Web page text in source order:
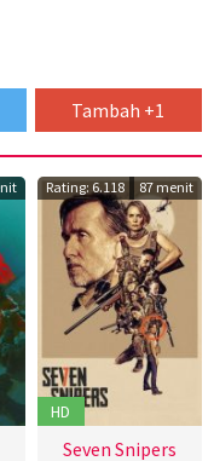
Tambah +1
Rating: 6.118 87 menit
HD
Seven Snipers